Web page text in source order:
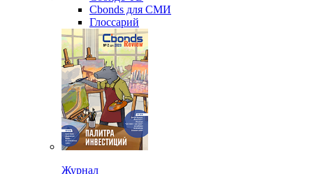
Новости & Research Hub
Новости рынка
Research Hub
Сбондс-ТВ
Cbonds для СМИ
Глоссарий